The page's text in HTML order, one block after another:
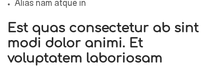
Alias nam atque in
Est quas consectetur ab sint
modi dolor animi. Et
voluptatem laboriosam